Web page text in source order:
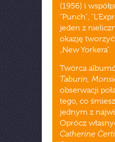
(1956) i
"Punch",
jeden z
okazję
„New Yorkera".
Twórca
Taburin,
obserwacji
tego, co
jednym z
Oprócz
Catherine